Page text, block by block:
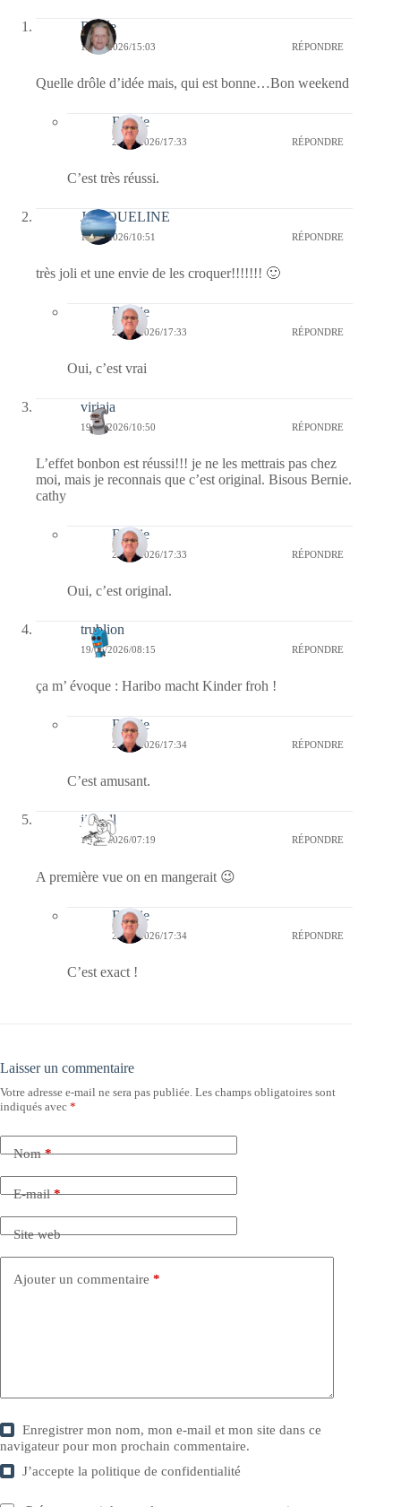
Renée
19/06/2026/15:03 RÉPONDRE
Quelle drôle d’idée mais, qui est bonne…Bon weekend
Bernie
21/06/2026/17:33 RÉPONDRE
C’est très réussi.
JACQUELINE
19/06/2026/10:51 RÉPONDRE
très joli et une envie de les croquer!!!!!!! 🙂
Bernie
21/06/2026/17:33 RÉPONDRE
Oui, c’est vrai
virjaja
19/06/2026/10:50 RÉPONDRE
L’effet bonbon est réussi!!! je ne les mettrais pas chez
moi, mais je reconnais que c’est original. Bisous Bernie.
cathy
Bernie
21/06/2026/17:33 RÉPONDRE
Oui, c’est original.
trublion
19/06/2026/08:15 RÉPONDRE
ça m’ évoque : Haribo macht Kinder froh !
Bernie
21/06/2026/17:34 RÉPONDRE
C’est amusant.
jill bill
19/06/2026/07:19 RÉPONDRE
A première vue on en mangerait 😉
Bernie
21/06/2026/17:34 RÉPONDRE
C’est exact !
Laisser un commentaire
Votre adresse e-mail ne sera pas publiée. Les champs obligatoires sont
indiqués avec *
Nom*
E-mail*
Site web
Ajouter un commentaire *
Enregistrer mon nom, mon e-mail et mon site dans ce
navigateur pour mon prochain commentaire.
J’accepte lapolitique de confidentialité